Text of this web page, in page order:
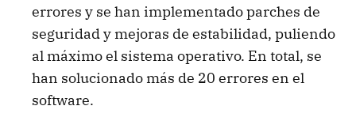
errores y se han implementado parches de
seguridad y mejoras de estabilidad, puliendo
al máximo el sistema operativo. En total, se
han solucionado más de 20 errores en el
software.